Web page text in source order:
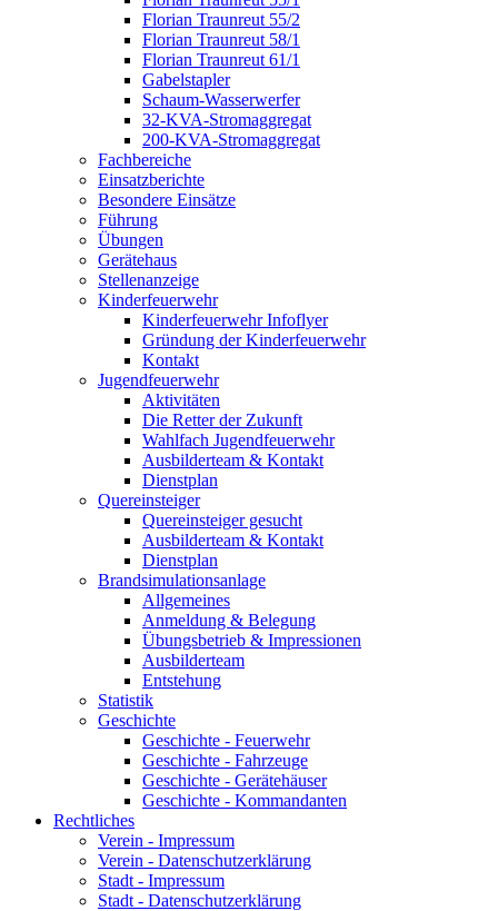
Florian Traunreut 55/2
Florian Traunreut 58/1
Florian Traunreut 61/1
Gabelstapler
Schaum-Wasserwerfer
32-KVA-Stromaggregat
200-KVA-Stromaggregat
Fachbereiche
Einsatzberichte
Besondere Einsätze
Führung
Übungen
Gerätehaus
Stellenanzeige
Kinderfeuerwehr
Kinderfeuerwehr Infoflyer
Gründung der Kinderfeuerwehr
Kontakt
Jugendfeuerwehr
Aktivitäten
Die Retter der Zukunft
Wahlfach Jugendfeuerwehr
Ausbilderteam & Kontakt
Dienstplan
Quereinsteiger
Quereinsteiger gesucht
Ausbilderteam & Kontakt
Dienstplan
Brandsimulationsanlage
Allgemeines
Anmeldung & Belegung
Übungsbetrieb & Impressionen
Ausbilderteam
Entstehung
Statistik
Geschichte
Geschichte - Feuerwehr
Geschichte - Fahrzeuge
Geschichte - Gerätehäuser
Geschichte - Kommandanten
Rechtliches
Verein - Impressum
Verein - Datenschutzerklärung
Stadt - Impressum
Stadt - Datenschutzerklärung